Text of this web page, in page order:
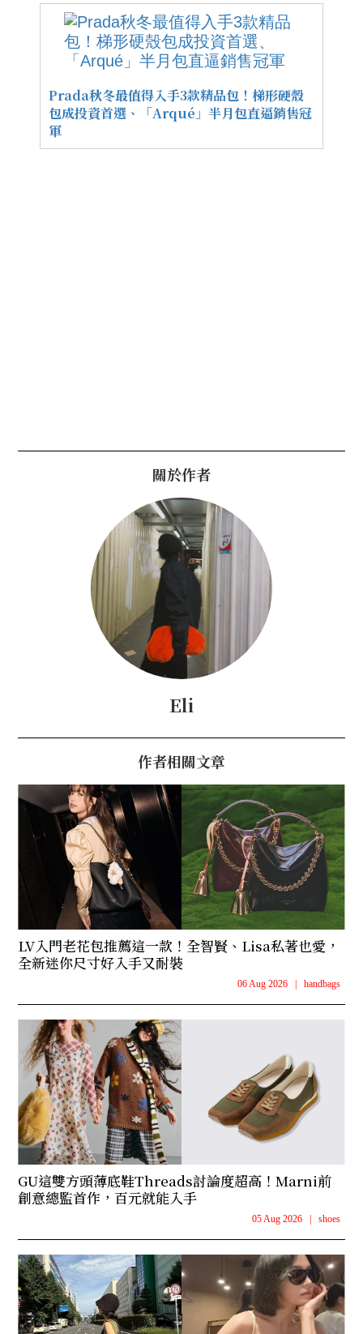
Prada秋冬最值得入手3款精品包！梯形硬殼
包成投資首選、「Arqué」半月包直逼銷售冠
軍
關於作者
Eli
作者相關文章
LV入門老花包推薦這一款！全智賢、Lisa私著也愛，
全新迷你尺寸好入手又耐裝
06 Aug 2026 handbags
GU這雙方頭薄底鞋Threads討論度超高！Marni前
創意總監首作，百元就能入手
05 Aug 2026 shoes